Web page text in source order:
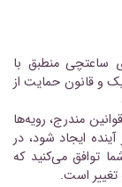
ساعتچی منطبق با
و قانون حمایت از
مندرج، رویه‏‌ها
ایجاد شود، در
توافق می‏‌کنید که
تغییر است.